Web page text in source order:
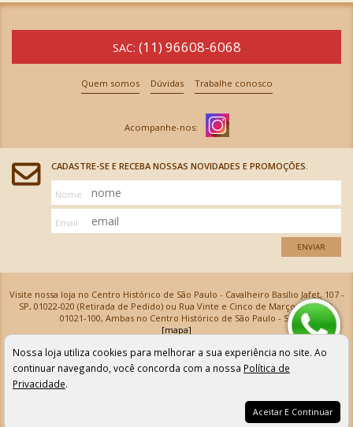
SAC: (11) 96608-6068
Quem somos Dúvidas Trabalhe conosco
CADASTRE-SE E RECEBA NOSSAS NOVIDADES E PROMOÇÕES.
Nome
Email
ENVIAR
Visite nossa loja no Centro Histórico de São Paulo - Cavalheiro Basílio Jafet, 107 -
SP, 01022-020 (Retirada de Pedido) ou Rua Vinte e Cinco de Março, 576 - SP,
01021-100, Ambas no Centro Histórico de São Paulo - SP
[mapa]
Armarinhos Santa Cecília Ltda | CNPJ: 61.069.639/0001-18
Os preços e as condições de pagamento apresentadas na loja virtual não valem para nossa loja física e
podem sofrer alterações sem aviso prévio. Vendas com cartão de crédito sujeitas a análise e
confirmação de dados.
Nossa loja utiliza cookies para melhorar a sua experiência no site. Ao
continuar navegando, você concorda com a nossa Política de
Privacidade.
Aceitar E Continuar